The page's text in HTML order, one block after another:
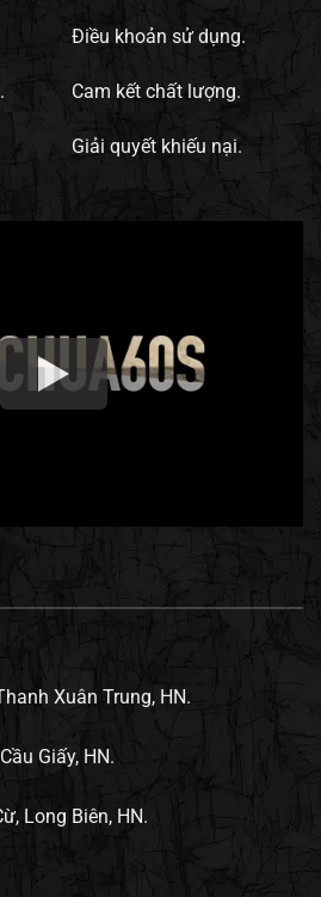
Điều khoản sử dụng.
Cam kết chất lượng.
Giải quyết khiếu nại.
Xuân Trung, HN.
Giấy, HN.
Long Biên, HN.